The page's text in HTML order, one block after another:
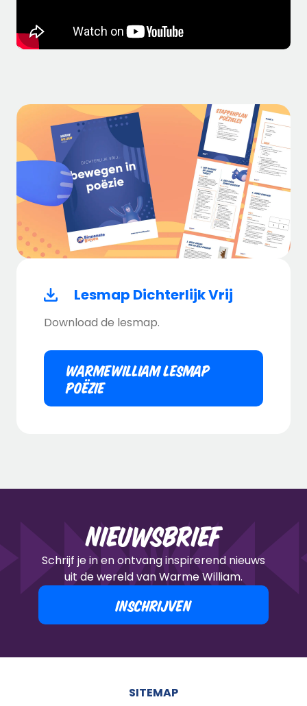
Lesmap Dichterlijk Vrij
Download de lesmap.
WARMEWILLIAM LESMAP
POËZIE
Nieuwsbrief
Schrijf je in en ontvang inspirerend nieuws
uit de wereld van Warme William.
INSCHRIJVEN
SITEMAP